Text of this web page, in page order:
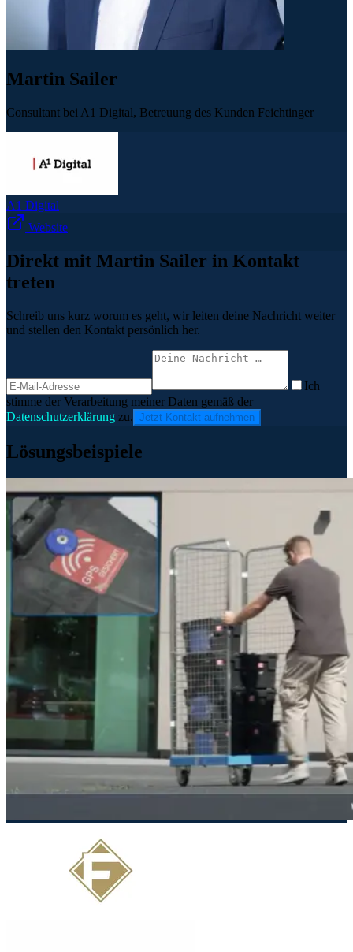
Martin Sailer
Consultant bei A1 Digital, Betreuung des Kunden Feichtinger
A1 Digital
Website
Direkt mit Martin Sailer in Kontakt
treten
Schreib uns kurz worum es geht, wir leiten deine Nachricht weiter
und stellen den Kontakt persönlich her.
Ich
stimme der Verarbeitung meiner Daten gemäß der
Datenschutzerklärung zu. Jetzt Kontakt aufnehmen
Lösungsbeispiele